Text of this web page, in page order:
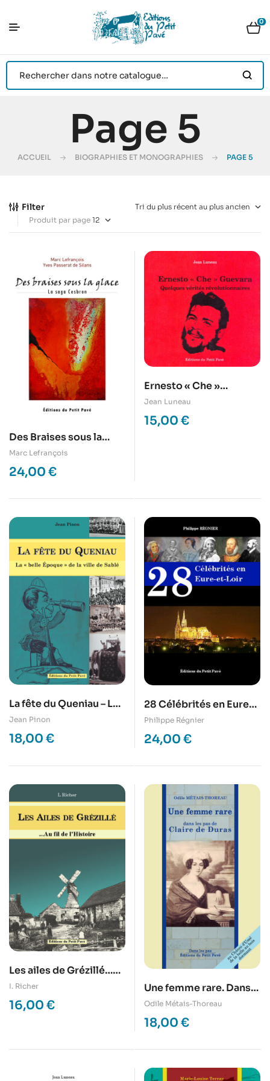
0
Page 5
ACCUEIL BIOGRAPHIES ET MONOGRAPHIES PAGE 5
Filter
Produit par page
Des Braises sous la
glace – La saga Cesbron
Marc Lefrançois
24,00 €
Ernesto « Che »
Guevara – Quelques
vérités
révolutionniares
Jean Luneau
15,00 €
La fête du Queniau – La
é belle époque é de la
ville de Sablé
Jean Pinon
18,00 €
28 Célébrités en Eure-
et-Loir
Philippe Régnier
24,00 €
Les ailes de Grézillé…
Au fil de l’Histoire
I. Richer
16,00 €
Une femme rare. Dans
les pas de la duchesse
de Duras.
Odile Métais-Thoreau
18,00 €